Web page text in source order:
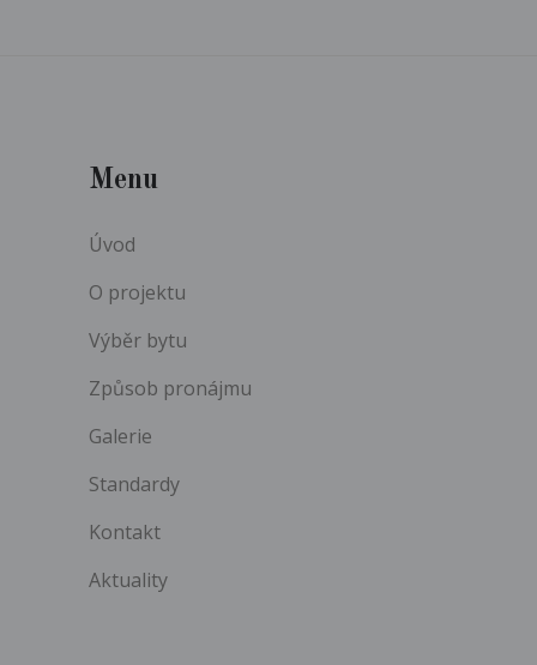
Menu
Úvod
O projektu
Výběr bytu
Způsob pronájmu
Galerie
Standardy
Kontakt
Aktuality